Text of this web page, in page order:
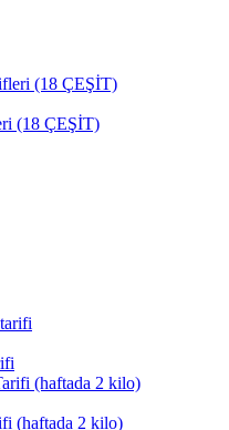
(18 ÇEŞİT)
(haftada 2 kilo)